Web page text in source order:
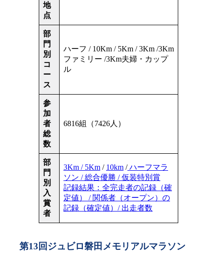
地
点
部
門
別
コ
ー
ス
ハーフ / 10Km / 5Km / 3Km /3Km
ファミリー /3Km夫婦・カップ
ル
参
加
者
総
数
6816組（7426人）
部
門
別
入
賞
者
3Km / 5Km / 10km /ハーフマラ
ソン / 総合優勝 / 仮装特別賞
記録結果：全完走者の記録（確
定値） / 関係者（オープン）の
記録（確定値）/ 出走者数
第13回ジュビロ磐田メモリアルマラソン